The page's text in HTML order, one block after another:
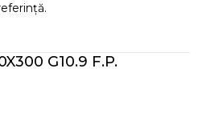
G10.9 F.P.